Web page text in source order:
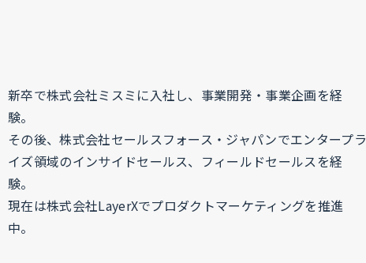
新卒で株式会社ミスミに入社し、事業開発・事業企画を経
験。
その後、株式会社セールスフォース・ジャパンでエンタープラ
イズ領域のインサイドセールス、フィールドセールスを経
験。
現在は株式会社LayerXでプロダクトマーケティングを推進
中。